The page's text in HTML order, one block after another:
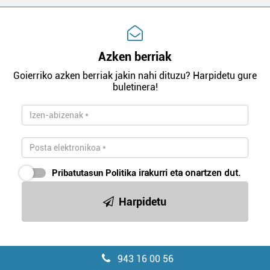
Azken berriak
Goierriko azken berriak jakin nahi dituzu? Harpidetu gure
buletinera!
Pribatutasun Politika irakurri eta onartzen dut.
Harpidetu
943 16 00 56